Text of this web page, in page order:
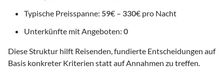
Typische Preisspanne: 59€ – 330€ pro Nacht
Unterkünfte mit Angeboten: 0
Diese Struktur hilft Reisenden, fundierte Entscheidungen auf
Basis konkreter Kriterien statt auf Annahmen zu treffen.